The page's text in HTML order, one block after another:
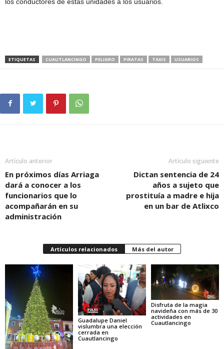
ETIQUETAS CUAUTLANCINGO PELIGRO PIRATAS TAXIS USUARIOS
Artículo anterior
En próximos días Arriaga
dará a conocer a los
funcionarios que lo
acompañarán en su
administración
Artículo siguiente
Dictan sentencia de 24
años a sujeto que
prostituía a madre e hija
en un bar de Atlixco
Artículos relacionados Más del autor
Guadalupe Daniel
vislumbra una elección
cerrada en
Cuautlancingo
Disfruta de la magia
navideña con más de 30
actividades en
Cuautlancingo